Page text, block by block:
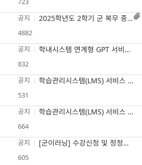
공지
2025학년도 2학기 군 복무 중 학점인정 원격수업(군e러닝) 안내 
4882
공지
학내시스템 연계형 GPT 서비스 종료 안내(’25. 8. 30.(토)까지)
832
공지
학습관리시스템(LMS) 서비스 일시 중단 안내(’25. 8. 4.(월) 11:00 ~ 14:00)
531
공지
학습관리시스템(LMS) 서비스 일시 중단 안내(’25. 5. 17.(토) 22:00 ~ 5. 18.(일) 06:00)
664
공지
[군이러닝] 수강신청 및 정정기간 단축 안내(~3/13)
605